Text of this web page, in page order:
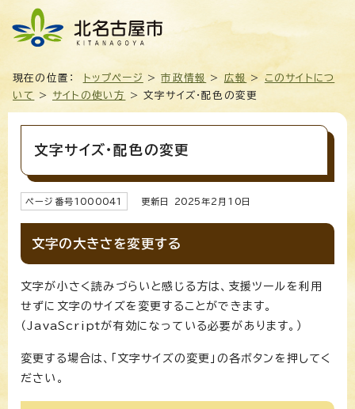
現在の位置： トップページ >市政情報 > 広報 > このサイトにつ
いて
> サイトの使い方 > 文字サイズ・配色の変更
文字サイズ・配色の変更
ページ番号1000041 更新日 2025年2月 10 日
文字の大きさを変更する
文字が小さく読みづらいと感じる方は、支援ツールを利用
せずに文字のサイズを変更することができます。
（JavaScriptが有効になっている必要があります。）
変更する場合は、「文字サイズの変更」の各ボタンを押してく
ださい。